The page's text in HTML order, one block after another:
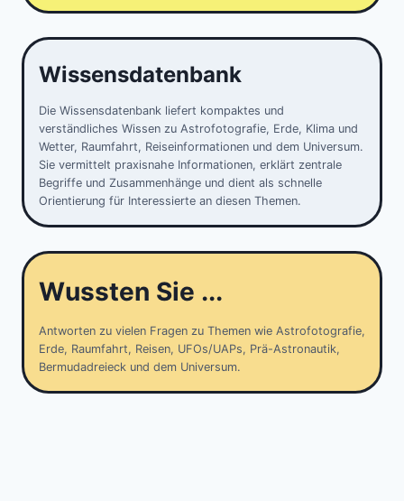
Wissensdatenbank
Die Wissensdatenbank liefert kompaktes und
verständliches Wissen zu Astrofotografie, Erde, Klima und
Wetter, Raumfahrt, Reiseinformationen und dem Universum.
Sie vermittelt praxisnahe Informationen, erklärt zentrale
Begriffe und Zusammenhänge und dient als schnelle
Orientierung für Interessierte an diesen Themen.
Wussten Sie ...
Antworten zu vielen Fragen zu Themen wie Astrofotografie,
Erde, Raumfahrt, Reisen, UFOs/UAPs, Prä-Astronautik,
Bermudadreieck und dem Universum.